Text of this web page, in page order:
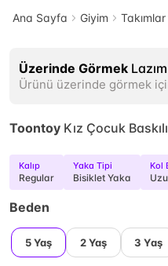
Ana Sayfa Giyim Takımlar
Üzerinde Görmek Lazım
Ürünü üzerinde görmek
Toontoy Kız Çocuk
Kalıp
Regular
Yaka Tipi
Bisiklet Yaka
Kol
Beden
5 Yaş 2 Yaş 3 Yaş